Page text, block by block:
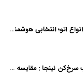
راهنمای خرید و شناخت انواع اتو؛ انتخابی هوشمندانه
مقایسه مدل‌های محبوب سرخ‌کن نینجا : مقایسه و راهنمای خرید